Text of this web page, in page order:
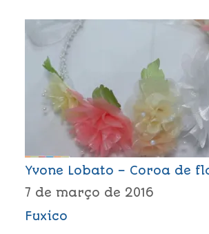
Yvone Lobato – Coroa de
7 de março de 2016
Fuxico